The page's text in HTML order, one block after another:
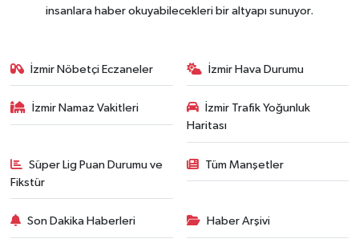
insanlara haber okuyabilecekleri bir altyapı sunuyor.
İzmir Nöbetçi Eczaneler İzmir Hava Durumu
İzmir Namaz Vakitleri
İzmir Trafik Yoğunluk
Haritası
Süper Lig Puan Durumu ve
Fikstür
Tüm Manşetler
Son Dakika Haberleri Haber Arşivi